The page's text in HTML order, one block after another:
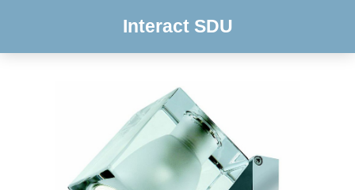
Interact SDU